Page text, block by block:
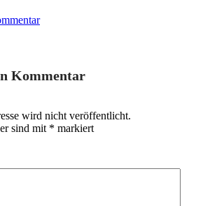
Kommentar
wird nicht veröffentlicht.
sind mit * markiert